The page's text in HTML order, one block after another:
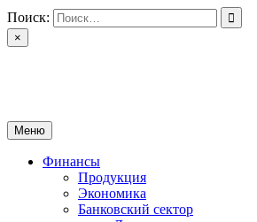
Поиск:
×
Меню
Финансы
Продукция
Экономика
Банковский сектор